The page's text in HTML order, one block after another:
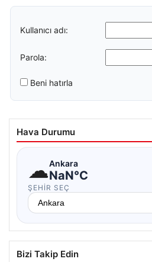
Kullanıcı adı:
Parola:
Beni hatırla
Hava Durumu
☁Ankara
NaN°C
ŞEHIR SEÇ
Bizi Takip Edin